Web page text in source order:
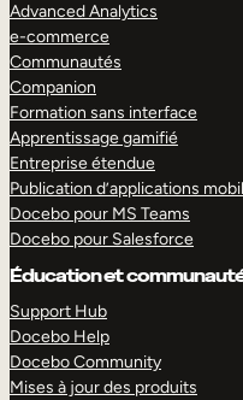
Advanced Analytics
e-commerce
Communautés
Companion
Formation sans interface
Apprentissage gamifié
Entreprise étendue
Publication d’applications
Docebo pour MS Teams
Docebo pour Salesforce
Éducation et
Support Hub
Docebo Help
Docebo Community
Mises à jour des produits